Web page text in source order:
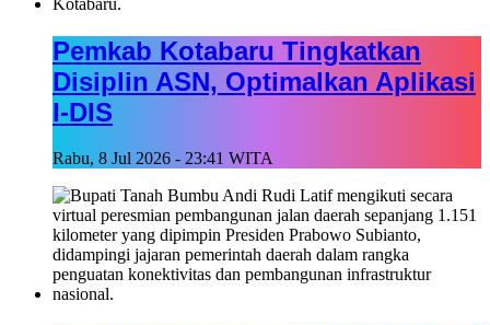
Pemkab Kotabaru Tingkatkan
Disiplin ASN, Optimalkan Aplikasi
I-DIS
Rabu, 8 Jul 2026 - 23:41 WITA